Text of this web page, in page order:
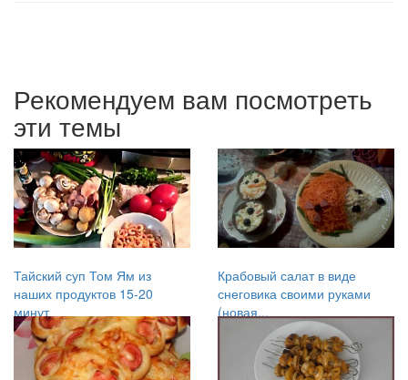
Рекомендуем вам посмотреть
эти темы
Тайский суп Том Ям из
наших продуктов 15-20
минут
Крабовый салат в виде
снеговика своими руками
(новая...